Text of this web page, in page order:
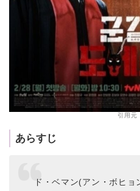
引用元
あらすじ
ド・ベマン(アン・ボヒ